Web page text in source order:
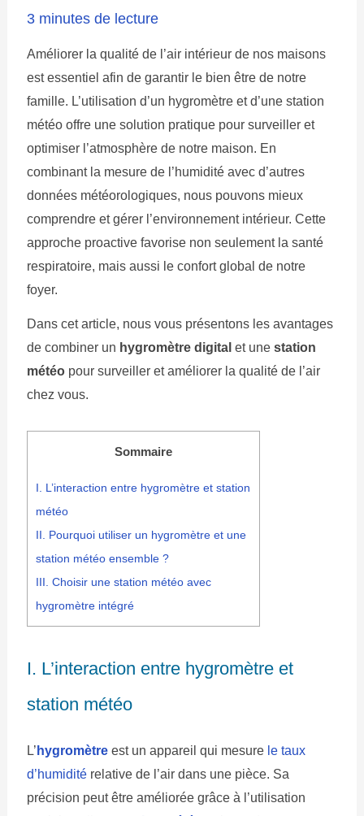
3 minutes de lecture
Améliorer la qualité de l’air intérieur de nos maisons
est essentiel afin de garantir le bien être de notre
famille. L’utilisation d’un hygromètre et d’une station
météo offre une solution pratique pour surveiller et
optimiser l’atmosphère de notre maison. En
combinant la mesure de l’humidité avec d’autres
données météorologiques, nous pouvons mieux
comprendre et gérer l’environnement intérieur. Cette
approche proactive favorise non seulement la santé
respiratoire, mais aussi le confort global de notre
foyer.
Dans cet article, nous vous présentons les avantages
de combiner un hygromètre digital et une station
météopour surveiller et améliorer la qualité de l’air
chez vous.
Sommaire
I. L’interaction entre hygromètre et station
météo
II. Pourquoi utiliser un hygromètre et une
station météo ensemble ?
III. Choisir une station météo avec
hygromètre intégré
I. L’interaction entre hygromètre et
station météo
L’ hygromètreest un appareil qui mesure le taux
d’humiditérelative de l’air dans une pièce. Sa
précision peut être améliorée grâce à l’utilisation